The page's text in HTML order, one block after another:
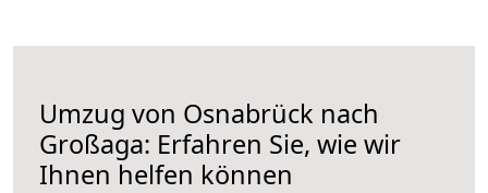
Umzug von Osnabrück nach
Großaga: Erfahren Sie, wie wir
Ihnen helfen können